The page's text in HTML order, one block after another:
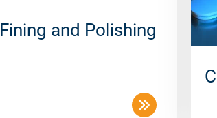
Fining and Polishing